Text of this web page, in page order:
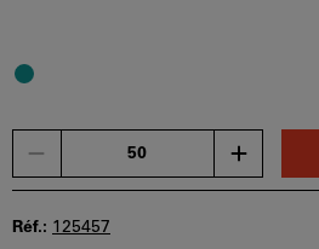
bon
d'achat
Réf.: 125457